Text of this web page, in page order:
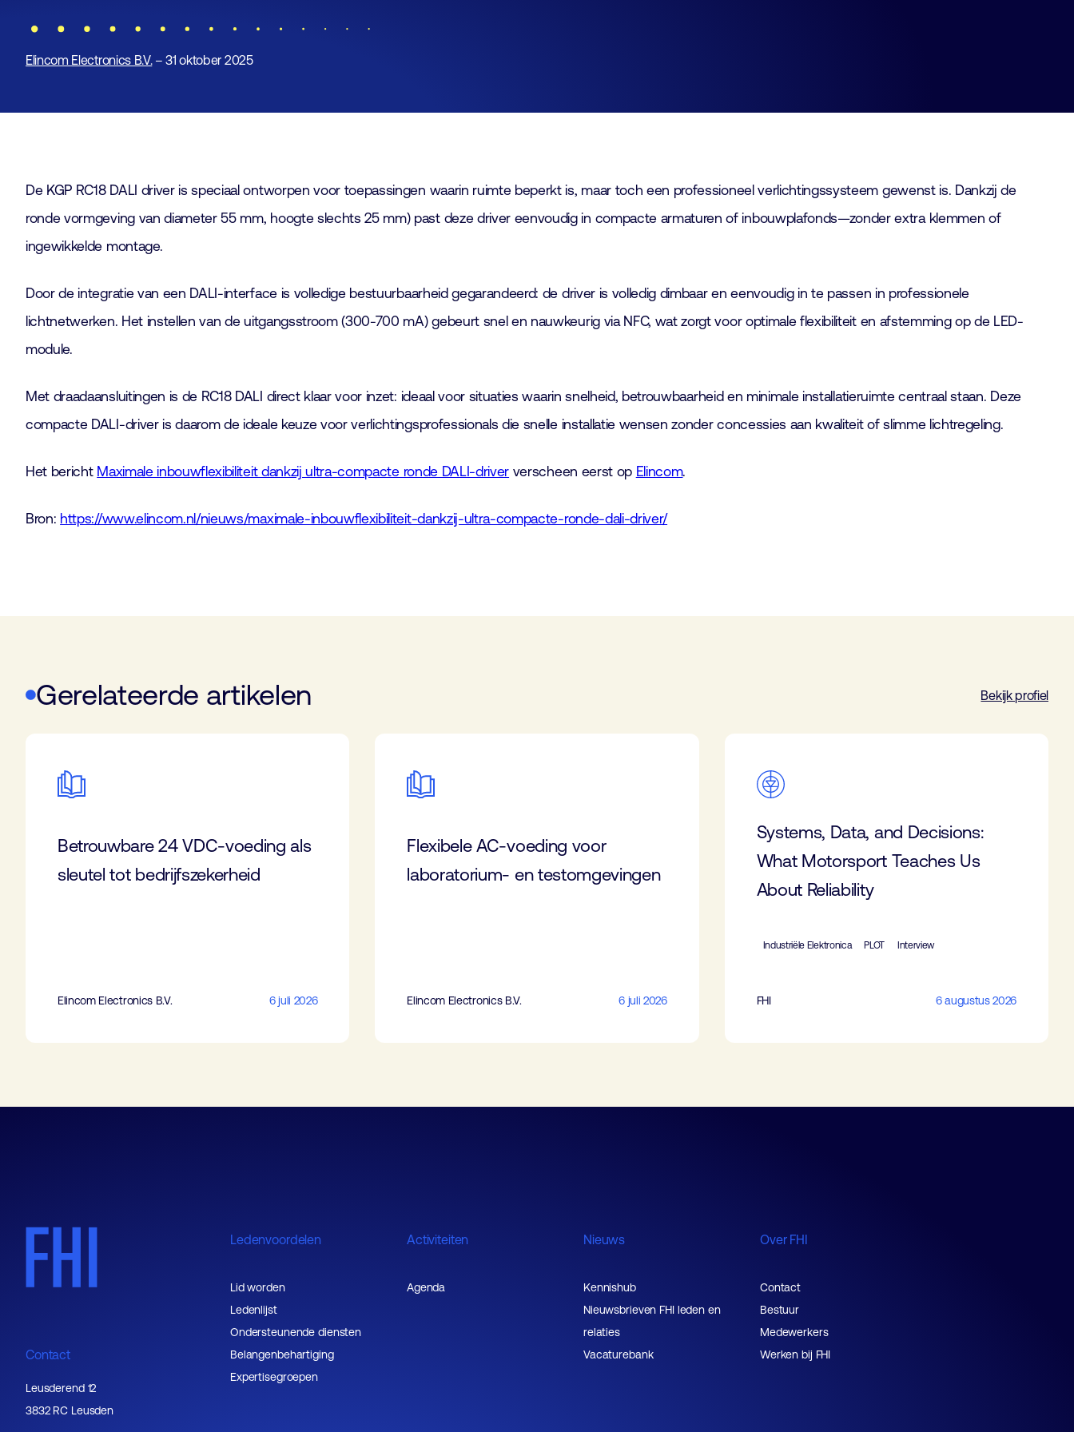
Elincom Electronics B.V.– 31 oktober 2025
De KGP RC18 DALI driver is speciaal ontworpen voor toepassingen waarin ruimte beperkt is, maar toch een professioneel verlichtingssysteem gewenst is. Dankzij de
ronde vormgeving van diameter 55 mm, hoogte slechts 25 mm) past deze driver eenvoudig in compacte armaturen of inbouwplafonds—zonder extra klemmen of
ingewikkelde montage.
Door de integratie van een DALI-interface is volledige bestuurbaarheid gegarandeerd: de driver is volledig dimbaar en eenvoudig in te passen in professionele
lichtnetwerken. Het instellen van de uitgangsstroom (300-700 mA) gebeurt snel en nauwkeurig via NFC, wat zorgt voor optimale flexibiliteit en afstemming op de LED-
module.
Met draadaansluitingen is de RC18 DALI direct klaar voor inzet: ideaal voor situaties waarin snelheid, betrouwbaarheid en minimale installatieruimte centraal staan. Deze
compacte DALI-driver is daarom de ideale keuze voor verlichtingsprofessionals die snelle installatie wensen zonder concessies aan kwaliteit of slimme lichtregeling.
Het bericht Maximale inbouwflexibiliteit dankzij ultra-compacte ronde DALI-driver verscheen eerst op Elincom.
Bron: https://www.elincom.nl/nieuws/maximale-inbouwflexibiliteit-dankzij-ultra-compacte-ronde-dali-driver/
Gerelateerde artikelen Bekijk profiel
Betrouwbare 24 VDC-voeding als
sleutel tot bedrijfszekerheid
Elincom Electronics B.V. 6 juli 2026
Flexibele AC-voeding voor
laboratorium- en testomgevingen
Elincom Electronics B.V. 6 juli 2026
Systems, Data, and Decisions:
What Motorsport Teaches Us
About Reliability
Industriële Elektronica PLOT Interview
FHI 6 augustus 2026
Contact
Leusderend 12
3832 RC Leusden
Ledenvoordelen
Lid worden
Ledenlijst
Ondersteunende diensten
Belangenbehartiging
Expertisegroepen
Activiteiten
Agenda
Nieuws
Kennishub
Nieuwsbrieven FHI leden en
relaties
Vacaturebank
Over FHI
Contact
Bestuur
Medewerkers
Werken bij FHI